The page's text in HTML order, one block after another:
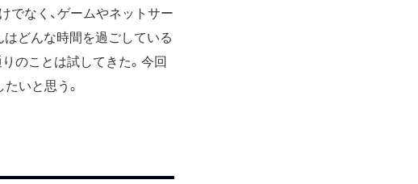
でなく、ゲームやネットサー
はどんな時間を過ごしている
のことは試してきた。今回
いと思う。